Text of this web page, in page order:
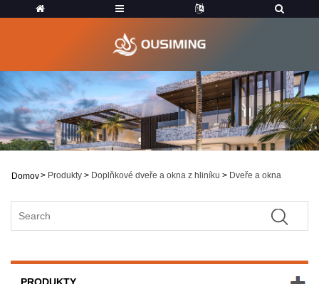
Domov> Produkty > Doplňkové dveře a okna z hliníku > Dveře a okna
PRODUKTY